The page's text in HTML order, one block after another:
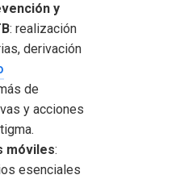
y
: realización
derivación
de
y acciones
móviles:
esenciales